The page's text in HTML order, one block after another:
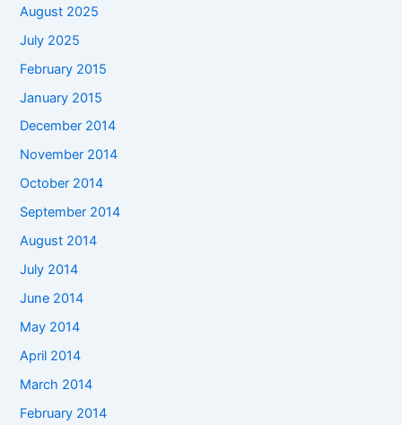
August 2025
July 2025
February 2015
January 2015
December 2014
November 2014
October 2014
September 2014
August 2014
July 2014
June 2014
May 2014
April 2014
March 2014
February 2014